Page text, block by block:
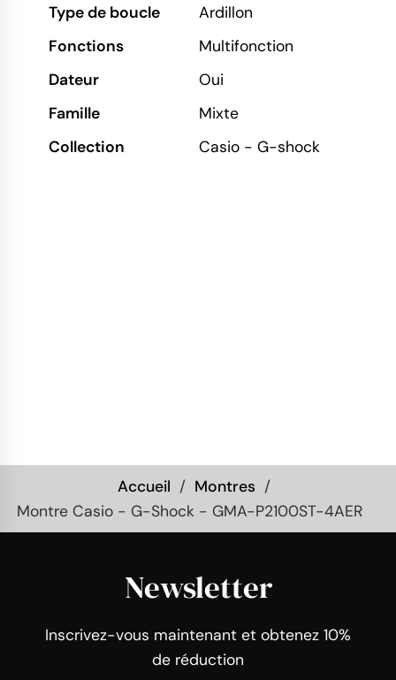
Type de boucle
Ardillon
Fonctions
Multifonction
Dateur
Oui
Famille
Mixte
Collection
Casio - G-shock
Accueil
Montres
Montre Casio - G-Shock - GMA-P2100ST-4AER
Newsletter
Inscrivez-vous maintenant et obtenez 10%
de réduction